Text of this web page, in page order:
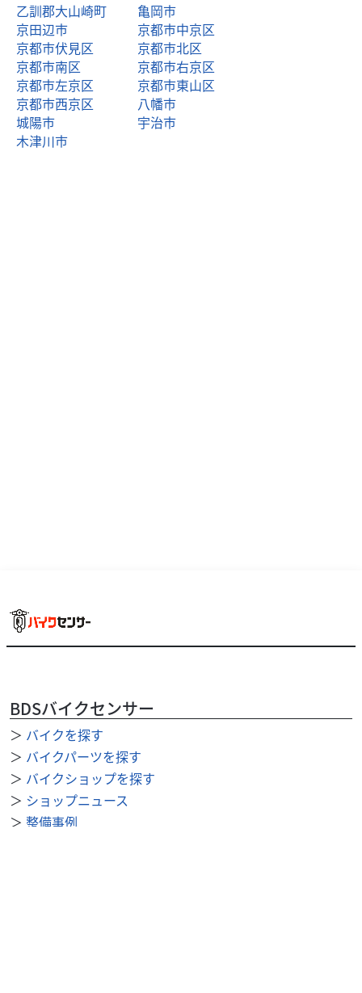
乙訓郡大山崎町
亀岡市
京田辺市
京都市中京区
京都市伏見区
京都市北区
京都市南区
京都市右京区
京都市左京区
京都市東山区
京都市西京区
八幡市
城陽市
宇治市
木津川市
BDSバイクセンサー
＞ バイクを探す
＞ バイクパーツを探す
＞ バイクショップを探す
＞ ショップニュース
＞ 整備事例